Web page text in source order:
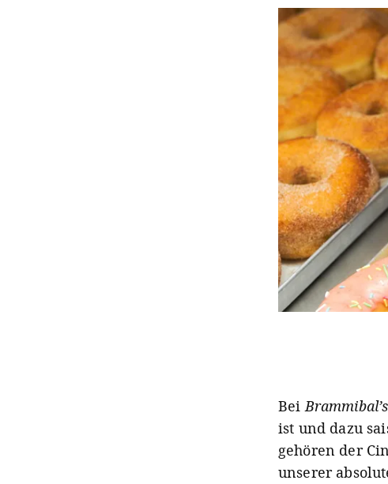
BeiBrammibal’s
ist und dazu
gehören der
unserer